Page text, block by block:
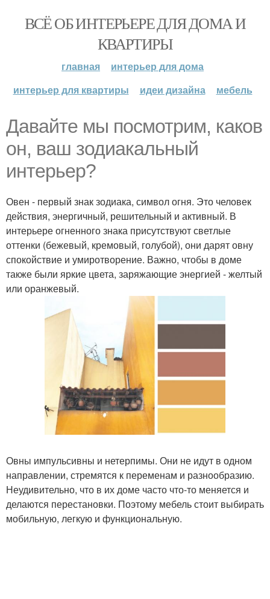
ВСЁ ОБ ИНТЕРЬЕРЕ ДЛЯ ДОМА И
КВАРТИРЫ
главная
интерьер для дома
интерьер для квартиры
идеи дизайна мебель
Давайте мы посмотрим, каков
он, ваш зодиакальный
интерьер?
Овен - первый знак зодиака, символ огня. Это человек
действия, энергичный, решительный и активный. В
интерьере огненного знака присутствуют светлые
оттенки (бежевый, кремовый, голубой), они дарят овну
спокойствие и умиротворение. Важно, чтобы в доме
также были яркие цвета, заряжающие энергией - желтый
или оранжевый.
Овны импульсивны и нетерпимы. Они не идут в одном
направлении, стремятся к переменам и разнообразию.
Неудивительно, что в их доме часто что-то меняется и
делаются перестановки. Поэтому мебель стоит выбирать
мобильную, легкую и функциональную.